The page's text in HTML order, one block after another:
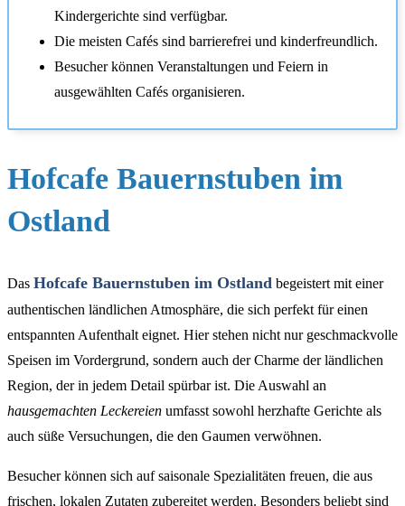
Kindergerichte sind verfügbar.
Die meisten Cafés sind barrierefrei und kinderfreundlich.
Besucher können Veranstaltungen und Feiern in
ausgewählten Cafés organisieren.
Hofcafe Bauernstuben im
Ostland
Das Hofcafe Bauernstuben im Ostland begeistert mit einer
authentischen ländlichen Atmosphäre, die sich perfekt für einen
entspannten Aufenthalt eignet. Hier stehen nicht nur geschmackvolle
Speisen im Vordergrund, sondern auch der Charme der ländlichen
Region, der in jedem Detail spürbar ist. Die Auswahl an
hausgemachten Leckereien umfasst sowohl herzhafte Gerichte als
auch süße Versuchungen, die den Gaumen verwöhnen.
Besucher können sich auf saisonale Spezialitäten freuen, die aus
frischen, lokalen Zutaten zubereitet werden. Besonders beliebt sind